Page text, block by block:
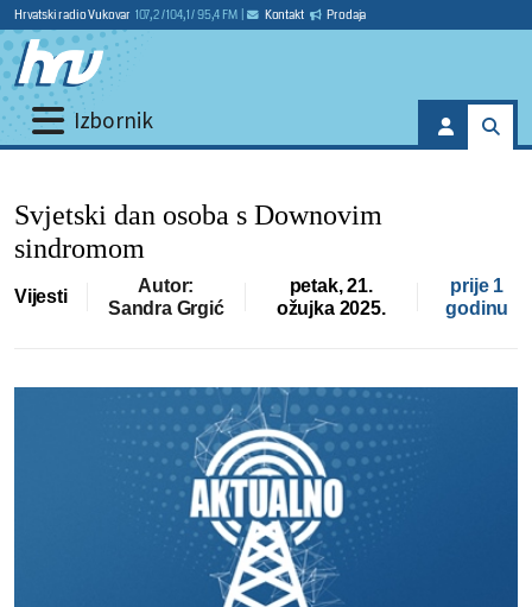
Hrvatski radio Vukovar 107,2 / 104,1 / 95,4 FM Kontakt Prodaja
Izbornik
Svjetski dan osoba s Downovim
sindromom
Vijesti
Autor:
Sandra Grgić
petak, 21.
ožujka 2025.
prije 1
godinu